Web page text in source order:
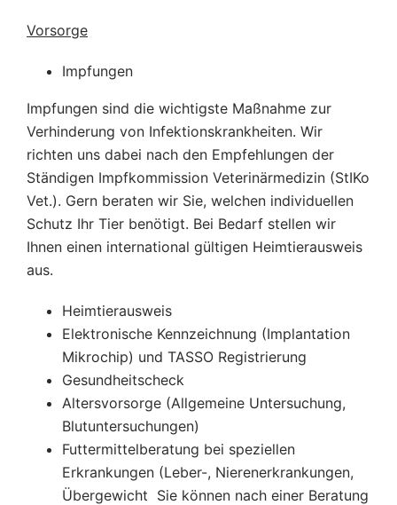
Vorsorge
Impfungen
Impfungen sind die wichtigste Maßnahme zur
Verhinderung von Infektionskrankheiten. Wir
richten uns dabei nach den Empfehlungen der
Ständigen Impfkommission Veterinärmedizin (StIKo
Vet.). Gern beraten wir Sie, welchen individuellen
Schutz Ihr Tier benötigt. Bei Bedarf stellen wir
Ihnen einen international gültigen Heimtierausweis
aus.
Heimtierausweis
Elektronische Kennzeichnung (Implantation
Mikrochip) und TASSO Registrierung
Gesundheitscheck
Altersvorsorge (Allgemeine Untersuchung,
Blutuntersuchungen)
Futtermittelberatung bei speziellen
Erkrankungen (Leber-, Nierenerkrankungen,
Übergewicht Sie können nach einer Beratung